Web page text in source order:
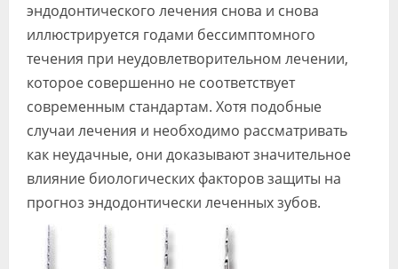
эндодонтического лечения снова и снова
иллюстрируется годами бессимптомного
течения при неудовлетворительном лечении,
которое совершенно не соответствует
современным стандартам. Хотя подобные
случаи лечения и необходимо рассматривать
как неудачные, они доказывают значительное
влияние биологических факторов защиты на
прогноз эндодонтически леченных зубов.